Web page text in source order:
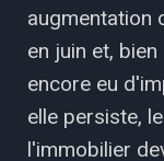
augmentation
en juin et,
encore eu
elle persiste,
l'immobilier